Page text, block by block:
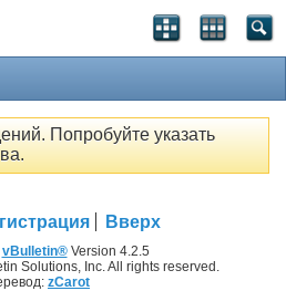
Попробуйте указать
Вверх
vBulletin®Version 4.2.5
Solutions, Inc. All rights reserved.
zCarot